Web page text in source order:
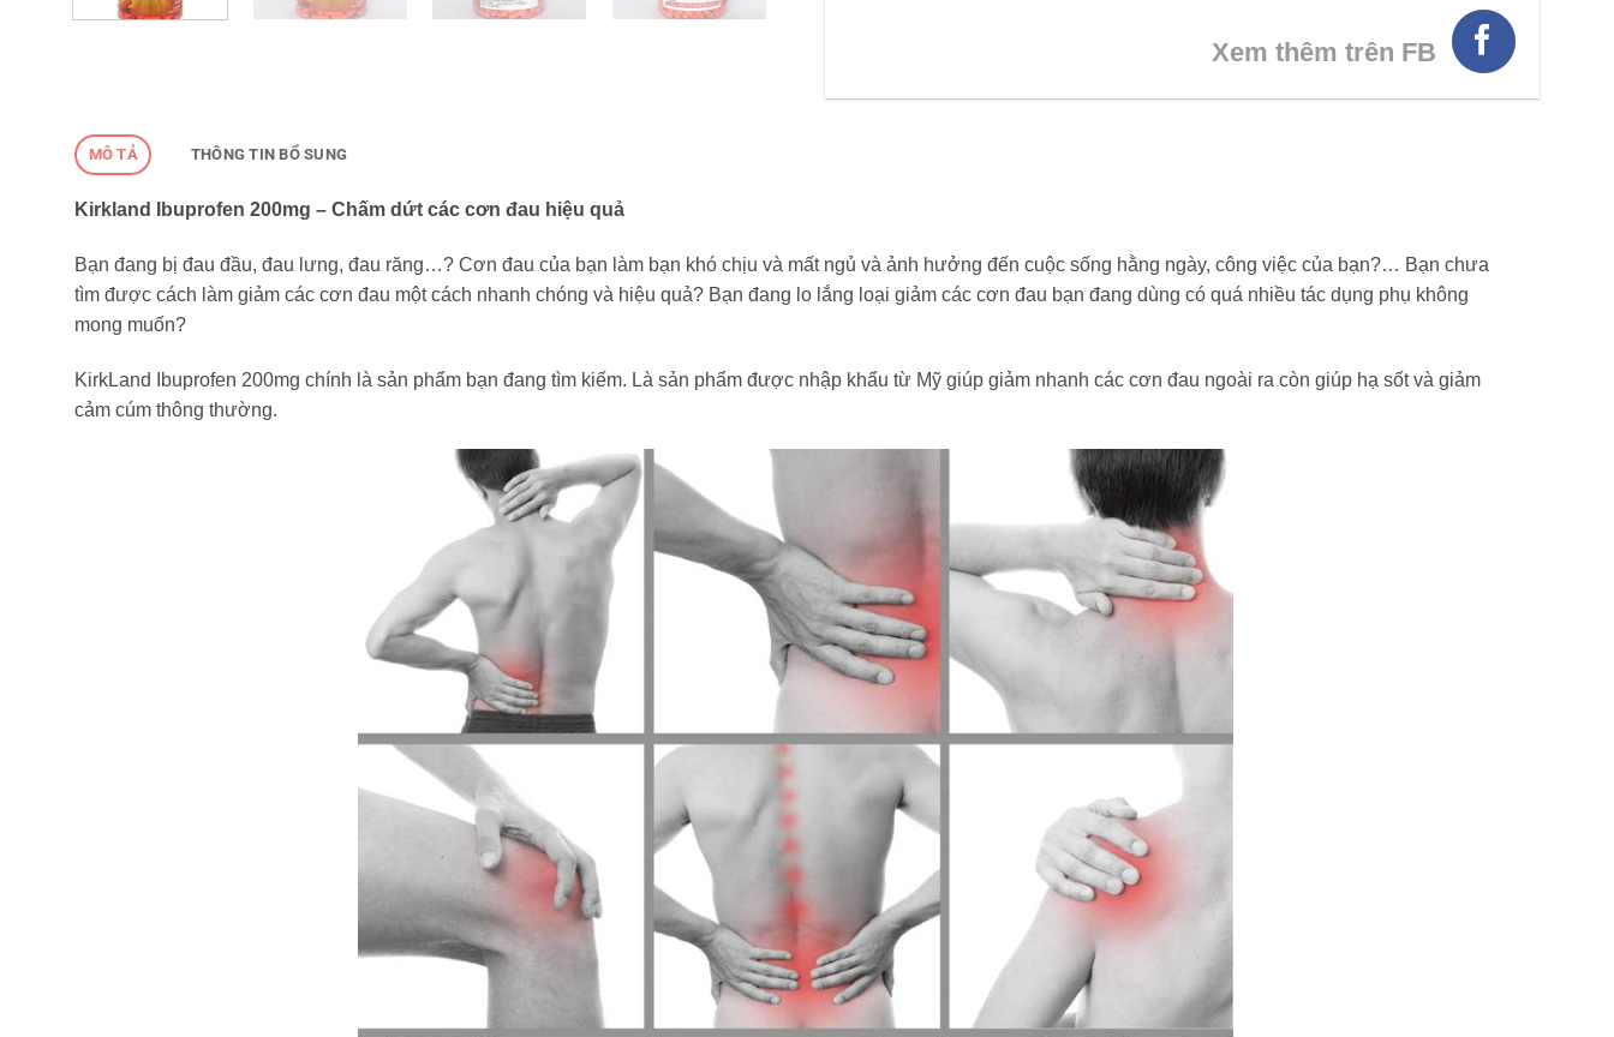
Xem thêm trên FB
MÔ TẢ THÔNG TIN BỔ SUNG
Kirkland Ibuprofen 200mg – Chấm dứt các cơn đau hiệu quả
Bạn đang bị đau đầu, đau lưng, đau răng…? Cơn đau của bạn làm bạn khó chịu và mất ngủ và ảnh hưởng đến cuộc sống hằng ngày, công việc của bạn?… Bạn chưa
tìm được cách làm giảm các cơn đau một cách nhanh chóng và hiệu quả? Bạn đang lo lắng loại giảm các cơn đau bạn đang dùng có quá nhiều tác dụng phụ không
mong muốn?
KirkLand Ibuprofen 200mg chính là sản phẩm bạn đang tìm kiếm. Là sản phẩm được nhập khẩu từ Mỹ giúp giảm nhanh các cơn đau ngoài ra còn giúp hạ sốt và giảm
cảm cúm thông thường.